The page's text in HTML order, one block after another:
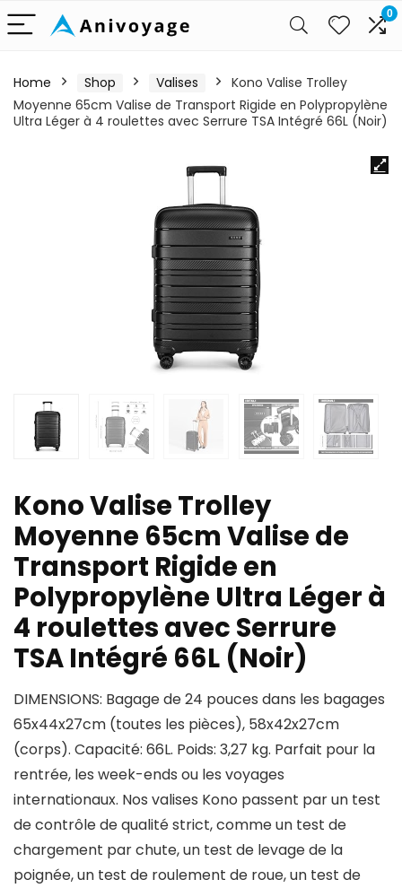
0
Home Shop Valises
Kono Valise Trolley
Moyenne 65cm Valise de Transport Rigide en Polypropylène
Ultra Léger à 4 roulettes avec Serrure TSA Intégré 66L (Noir)
Kono Valise Trolley
Moyenne 65cm Valise de
Transport Rigide en
Polypropylène Ultra Léger à
4 roulettes avec Serrure
TSA Intégré 66L (Noir)
DIMENSIONS: Bagage de 24 pouces dans les bagages
65x44x27cm (toutes les pièces), 58x42x27cm
(corps). Capacité: 66L. Poids: 3,27 kg. Parfait pour la
rentrée, les week-ends ou les voyages
internationaux. Nos valises Kono passent par un test
de contrôle de qualité strict, comme un test de
chargement par chute, un test de levage de la
poignée, un test de roulement de roue, un test de